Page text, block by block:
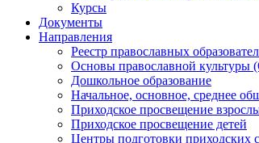
Курсы
Документы
Направления
Реестр православных
Основы православной
Дошкольное образование
Начальное, основное, среднее
Приходское просвещение
Приходское просвещение детей
Центры подготовки приходских